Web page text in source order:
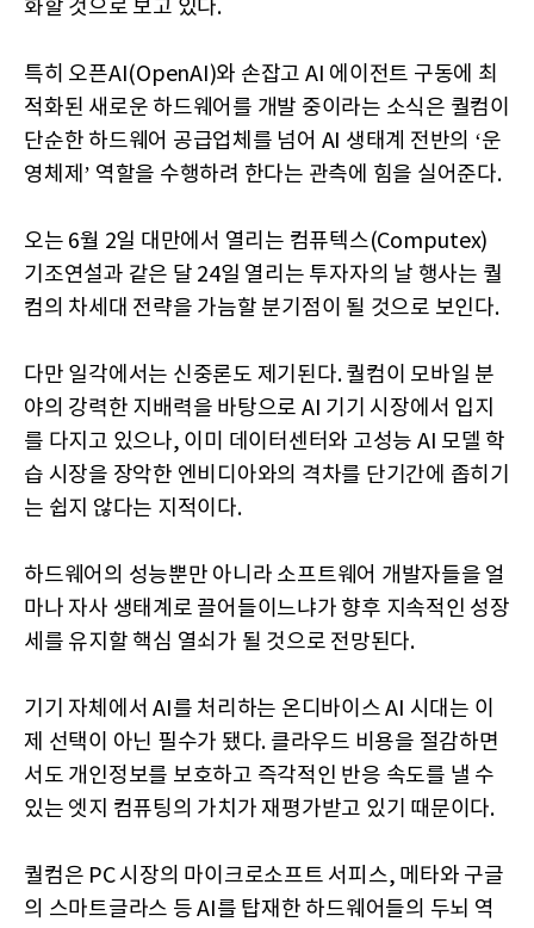
화할 것으로 보고 있다.
특히 오픈AI(OpenAI)와 손잡고 AI 에이전트 구동에 최
적화된 새로운 하드웨어를 개발 중이라는 소식은 퀄컴이
단순한 하드웨어 공급업체를 넘어 AI 생태계 전반의 ‘운
영체제’ 역할을 수행하려 한다는 관측에 힘을 실어준다.
오는 6월 2일 대만에서 열리는 컴퓨텍스(Computex)
기조연설과 같은 달 24일 열리는 투자자의 날 행사는 퀄
컴의 차세대 전략을 가늠할 분기점이 될 것으로 보인다.
다만 일각에서는 신중론도 제기된다. 퀄컴이 모바일 분
야의 강력한 지배력을 바탕으로 AI 기기 시장에서 입지
를 다지고 있으나, 이미 데이터센터와 고성능 AI 모델 학
습 시장을 장악한 엔비디아와의 격차를 단기간에 좁히기
는 쉽지 않다는 지적이다.
하드웨어의 성능뿐만 아니라 소프트웨어 개발자들을 얼
마나 자사 생태계로 끌어들이느냐가 향후 지속적인 성장
세를 유지할 핵심 열쇠가 될 것으로 전망된다.
기기 자체에서 AI를 처리하는 온디바이스 AI 시대는 이
제 선택이 아닌 필수가 됐다. 클라우드 비용을 절감하면
서도 개인정보를 보호하고 즉각적인 반응 속도를 낼 수
있는 엣지 컴퓨팅의 가치가 재평가받고 있기 때문이다.
퀄컴은 PC 시장의 마이크로소프트 서피스, 메타와 구글
의 스마트글라스 등 AI를 탑재한 하드웨어들의 두뇌 역